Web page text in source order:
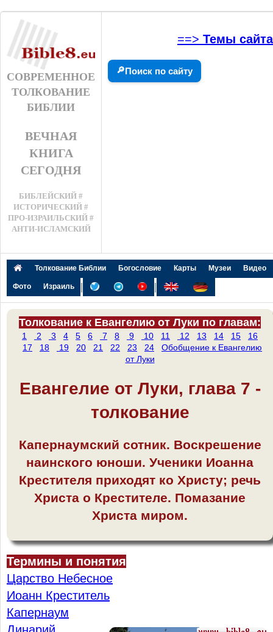
СОВРЕМЕННОЕ
ТОЛКОВАНИЕ
БИБЛИИ
ВЕЧНАЯ
КНИГА
СЕГОДНЯ
БИБЛЕЙСКИЙ #
ИСТОРИЧЕСКИЙ #
ПРО-ИЗРАИЛЬСКИЙ #
АНТИ-ИСЛАМСКИЙ
==> Темы сайта
🔎Поиск по сайту
Толкование Библии Богословие Карты Музеи Видео
Фото Израиль | |
Толкование к Евангелию от Луки по главам:
1 2 3 4 5 6 7 8 9 10 11 12 13 14 15
16
17
18 19 20 21 22 23 24
Обобщение к Евангелию
от Луки
Евангелие от Луки, глава 7 -
толкование
Капернаумский сотник. Воскрешение
наинского юноши. Ученики Иоанна
Крестителя приходят ко Христу; речь
Христа о Крестителе. Помазание
Христа миром.
Термины и понятия
Царство Небесное
Иоанн Креститель
Капернаум